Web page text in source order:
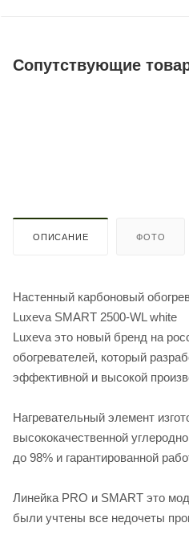
Сопутствующие
ОПИСАНИЕ ФОТО
Настенный карбоновый
Luxeva SMART 2500-WL white
Luxeva это новый бренд на
обогревателей, который
эффективной и высокой
Нагревательный элемент
высококачественной
до 98% и гарантированной
Линейка PRO и SMART это
были учтены все недочеты